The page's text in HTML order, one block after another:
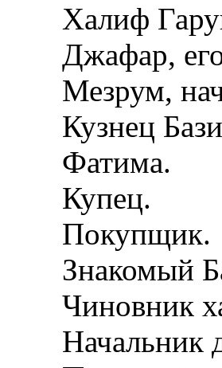
Халиф
Джафар,
Мезрум,
Кузнец
Фатима.
Купец.
Покупщик.
Знакомый
Чиновник
Начальник